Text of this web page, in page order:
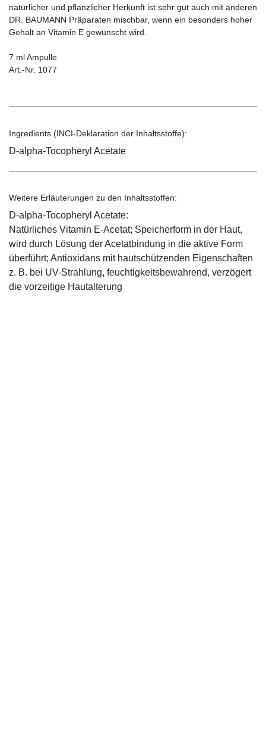
natürlicher und pflanzlicher Herkunft ist sehr gut auch mit anderen
DR. BAUMANN Präparaten mischbar, wenn ein besonders hoher
Gehalt an Vitamin E gewünscht wird.
7 ml Ampulle
Art.-Nr. 1077
Ingredients (INCI-Deklaration der Inhaltsstoffe):
D-alpha-Tocopheryl Acetate
Weitere Erläuterungen zu den Inhaltsstoffen:
D-alpha-Tocopheryl Acetate:
Natürliches Vitamin E-Acetat; Speicherform in der Haut,
wird durch Lösung der Acetatbindung in die aktive Form
überführt; Antioxidans mit hautschützenden Eigenschaften
z. B. bei UV-Strahlung, feuchtigkeitsbewahrend, verzögert
die vorzeitige Hautalterung